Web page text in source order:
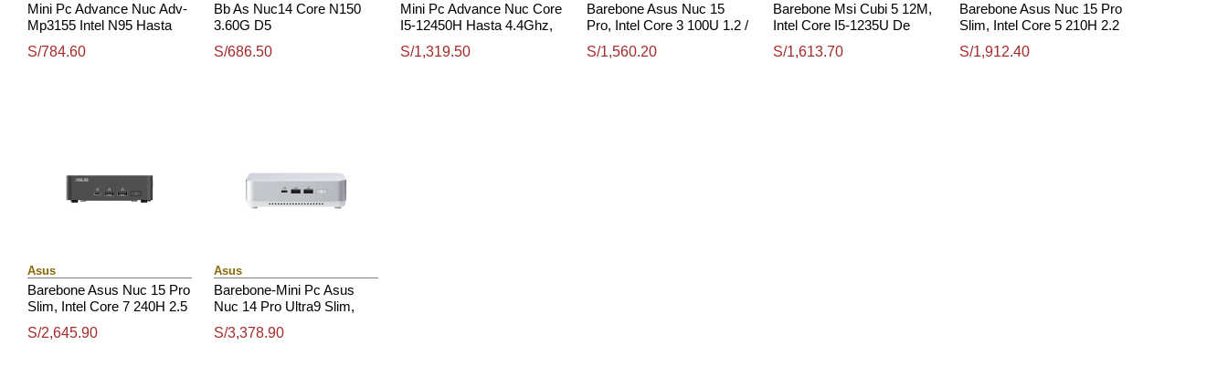
Mini Pc Advance Nuc Adv-
Mp3155 Intel N95 Hasta
Usb 2.0 / 3.0, Bt
S/784.60
Bb As Nuc14 Core N150
3.60G D5
S/686.50
Mini Pc Advance Nuc Core
I5-12450H Hasta 4.4Ghz,
Bt
S/1,319.50
Barebone Asus Nuc 15
Pro, Intel Core 3 100U 1.2 /
Smart Cache
S/1,560.20
Barebone Msi Cubi 5 12M,
Intel Core I5-1235U De
Nucleos / 12 Subprocesos)
S/1,613.70
Barebone Asus Nuc 15 Pro
Slim, Intel Core 5 210H 2.2
Smart Cache
S/1,912.40
Asus
Barebone Asus Nuc 15 Pro
Slim, Intel Core 7 240H 2.5
24Mb Smart Cache
S/2,645.90
Asus
Barebone-Mini Pc Asus
Nuc 14 Pro Ultra9 Slim,
5.1Ghz / 6C / 24Mb Cache
S/3,378.90